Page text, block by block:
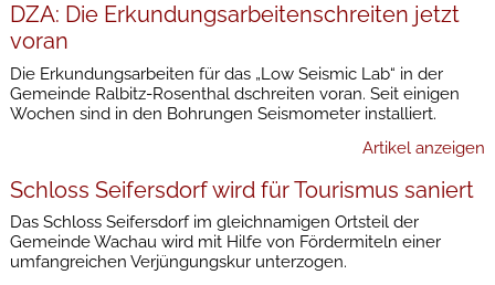
DZA: Die Erkundungsarbeitenschreiten jetzt
voran
Die Erkundungsarbeiten für das „Low Seismic Lab“ in der
Gemeinde Ralbitz-Rosenthal dschreiten voran. Seit einigen
Wochen sind in den Bohrungen Seismometer installiert.
Artikel anzeigen
Schloss Seifersdorf wird für Tourismus saniert
Das Schloss Seifersdorf im gleichnamigen Ortsteil der
Gemeinde Wachau wird mit Hilfe von Fördermiteln einer
umfangreichen Verjüngungskur unterzogen.